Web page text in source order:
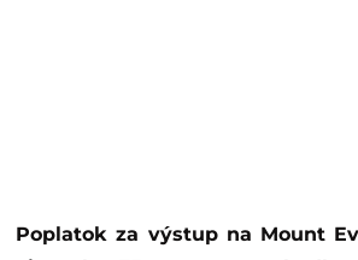
Poplatok za výstup na Mount Everest sa zvýši o